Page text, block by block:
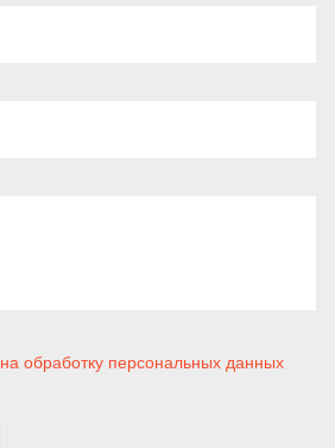
на обработку персональных данных